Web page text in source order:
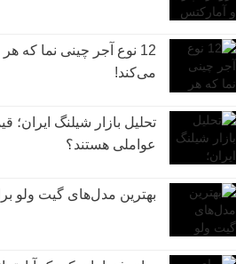
12 نوع آجر چینی نما که
می‌کند!
تحلیل بازار شیلنگ ایران؛
عواملی هستند؟
بهترین مدل‌های گیت ولو